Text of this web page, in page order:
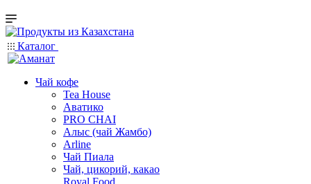
Каталог
Чай кофе
Tea House
Аватико
PRO CHAI
Алыс (чай Жамбо)
Arline
Чай Пиала
Чай, цикорий, какао
Royal Food